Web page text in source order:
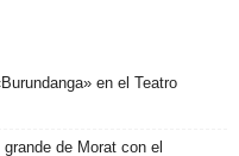
en el Teatro
de Morat con el